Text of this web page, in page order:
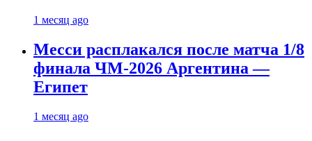
1 месяц ago
Месси расплакался после матча 1/8
финала ЧМ-2026 Аргентина —
Египет
1 месяц ago